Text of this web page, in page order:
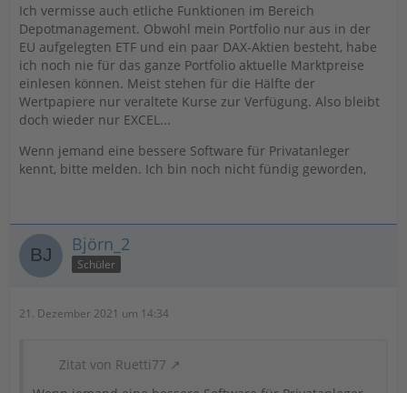
Ich vermisse auch etliche Funktionen im Bereich
Depotmanagement. Obwohl mein Portfolio nur aus in der
EU aufgelegten ETF und ein paar DAX-Aktien besteht, habe
ich noch nie für das ganze Portfolio aktuelle Marktpreise
einlesen können. Meist stehen für die Hälfte der
Wertpapiere nur veraltete Kurse zur Verfügung. Also bleibt
doch wieder nur EXCEL...
Wenn jemand eine bessere Software für Privatanleger
kennt, bitte melden. Ich bin noch nicht fündig geworden,
Björn_2
Schüler
21. Dezember 2021 um 14:34
Zitat von Ruetti77